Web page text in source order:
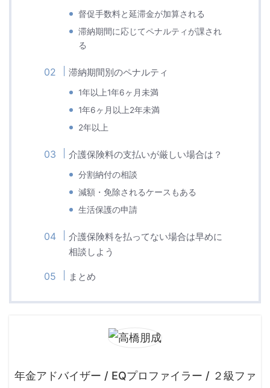
督促手数料と延滞金が加算される
滞納期間に応じてペナルティが課され
る
滞納期間別のペナルティ
1年以上1年6ヶ月未満
1年6ヶ月以上2年未満
2年以上
介護保険料の支払いが厳しい場合は？
分割納付の相談
減額・免除されるケースもある
生活保護の申請
介護保険料を払ってない場合は早めに
相談しよう
まとめ
年金アドバイザー / EQプロファイラー / ２級ファ